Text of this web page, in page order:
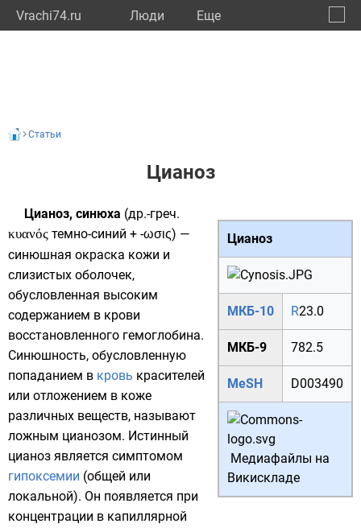
Vrachi74.ru Люди Eще
Статьи
Цианоз
Цианоз
МКБ-10 R23.0
МКБ-9 782.5
MeSH D003490
Медиафайлы на
Викискладе
Цианоз, синюха (др.-греч.
κυανός темно-синий + -ωσις) —
синюшная окраска кожи и
слизистых оболочек,
обусловленная высоким
содержанием в крови
восстановленного гемоглобина.
Синюшность, обусловленную
попаданием в кровь красителей
или отложением в коже
различных веществ, называют
ложным цианозом. Истинный
цианоз является симптомом
гипоксемии (общей или
локальной). Он появляется при
концентрации в капиллярной